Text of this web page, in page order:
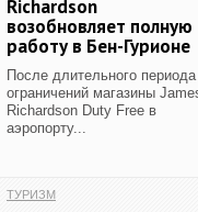
Richardson
возобновляет полную
работу в Бен-Гурионе
После длительного периода
ограничений магазины
Richardson Duty Free в
аэропорту...
ТУРИЗМ